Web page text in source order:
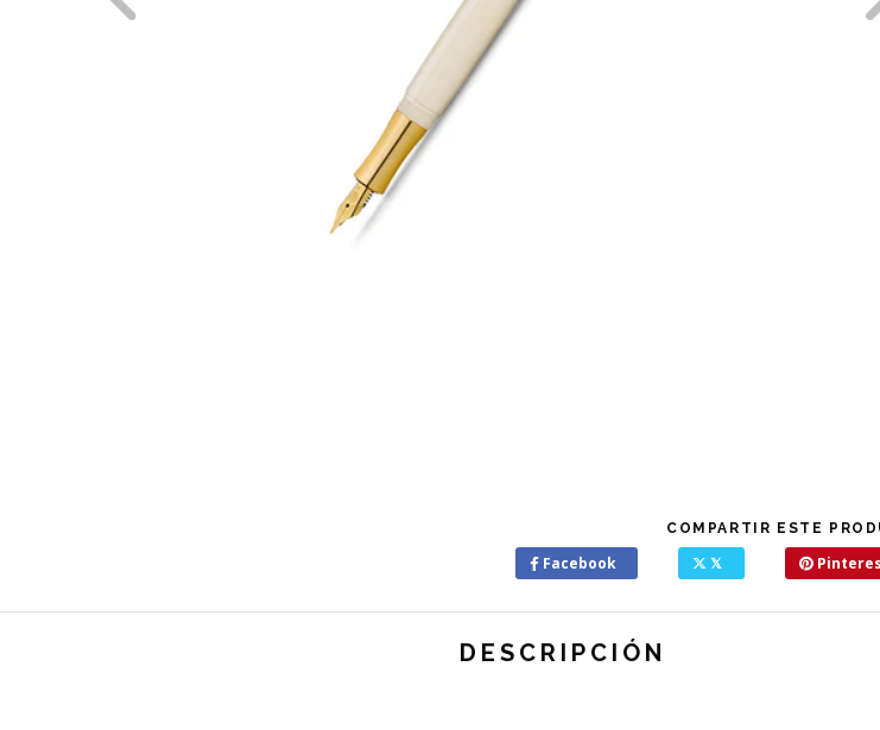
COMPARTIR ESTE
Facebook 𝕏
DESCRIPCIÓN